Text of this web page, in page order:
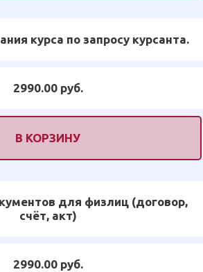
курса по запросу курсанта.
2990.00 руб.
В КОРЗИНУ
для физлиц (договор,
счёт, акт)
2990.00 руб.